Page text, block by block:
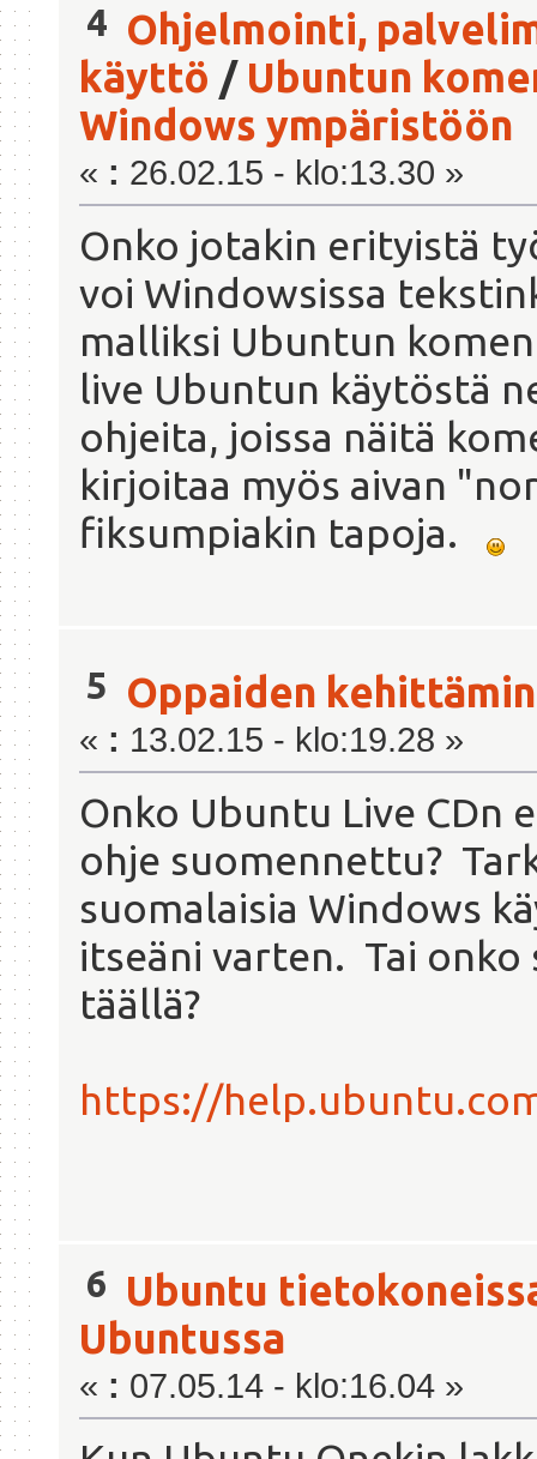
4 Ohjelmointi,
käyttö / Ubuntun
Windows ympäristöön
« : 26.02.15 - klo:13.30 »
Onko jotakin erityistä
voi Windowsissa
malliksi Ubuntun
live Ubuntun käytöstä
ohjeita, joissa näitä
kirjoitaa myös aivan
fiksumpiakin tapoja.
5 Oppaiden
« : 13.02.15 - klo:19.28 »
Onko Ubuntu Live CDn
ohje suomennettu?
suomalaisia Windows
itseäni varten. Tai
täällä?
https://
6 Ubuntu
Ubuntussa
« : 07.05.14 - klo:16.04 »